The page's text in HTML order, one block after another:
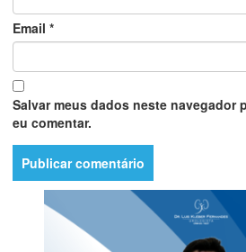
Email *
Salvar meus dados neste navegador
eu comentar.